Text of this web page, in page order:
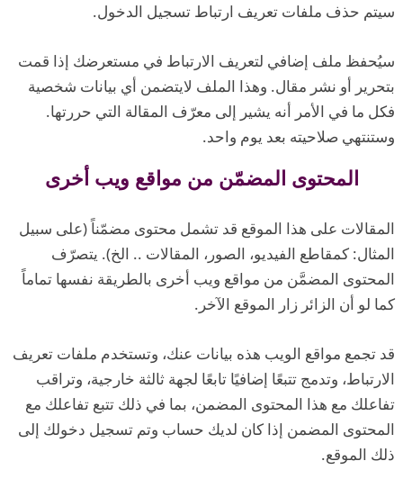
سيتم حذف ملفات تعريف ارتباط تسجيل الدخول.
سيُحفظ ملف إضافي لتعريف الارتباط في مستعرضك إذا قمت
بتحرير أو نشر مقال. وهذا الملف لايتضمن أي بيانات شخصية
فكل ما في الأمر أنه يشير إلى معرّف المقالة التي حررتها.
وستنتهي صلاحيته بعد يوم واحد.
المحتوى المضمّن من مواقع ويب أخرى
المقالات على هذا الموقع قد تشمل محتوى مضمّناً (على سبيل
المثال: كمقاطع الفيديو، الصور، المقالات .. الخ). يتصرّف
المحتوى المضمَّن من مواقع ويب أخرى بالطريقة نفسها تماماً
كما لو أن الزائر زار الموقع الآخر.
قد تجمع مواقع الويب هذه بيانات عنك، وتستخدم ملفات تعريف
الارتباط، وتدمج تتبعًا إضافيًا تابعًا لجهة ثالثة خارجية، وتراقب
تفاعلك مع هذا المحتوى المضمن، بما في ذلك تتبع تفاعلك مع
المحتوى المضمن إذا كان لديك حساب وتم تسجيل دخولك إلى
ذلك الموقع.